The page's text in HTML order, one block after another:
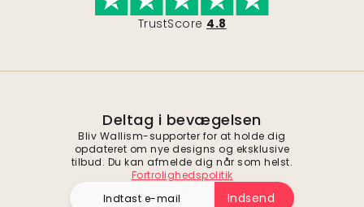
TrustScore 4.8
Deltag i bevægelsen
Bliv Wallism-supporter for at holde dig
opdateret om nye designs og eksklusive
tilbud. Du kan afmelde dig når som helst.
Fortrolighedspolitik
Indsend